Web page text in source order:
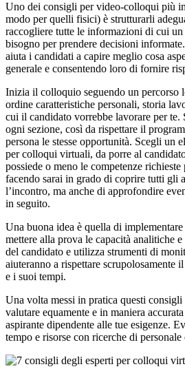
Uno dei consigli per video-colloqui più
modo per quelli fisici) è strutturarli
raccogliere tutte le informazioni di cui
bisogno per prendere decisioni
aiuta i candidati a capire meglio cosa
generale e consentendo loro di fornire
Inizia il colloquio seguendo un percorso
ordine caratteristiche personali, storia
cui il candidato vorrebbe lavorare per te.
ogni sezione, così da rispettare il
persona le stesse opportunità. Scegli un
per colloqui virtuali, da porre al
possiede o meno le competenze
facendo sarai in grado di coprire tutti gli
l’incontro, ma anche di approfondire
in seguito.
Una buona idea è quella di
mettere alla prova le capacità analitiche
del candidato e utilizza strumenti di
aiuteranno a rispettare scrupolosamente
e i suoi tempi.
Una volta messi in pratica questi
valutare equamente e in maniera
aspirante dipendente alle tue esigenze.
tempo e risorse con ricerche di personale